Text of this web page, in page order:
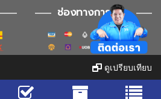
ช่องทางการชำระ
างการติดตาม
ดูเปรียบเทียบ